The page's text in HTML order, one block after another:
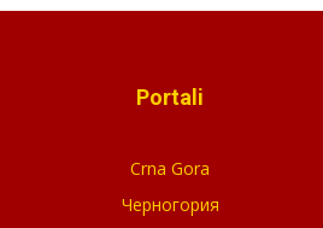
Portali
Crna Gora
Черногория